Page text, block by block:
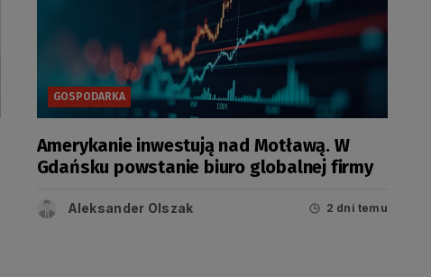
GOSPODARKA
Amerykanie inwestują nad Motławą. W
Gdańsku powstanie biuro globalnej firmy
Aleksander Olszak 2 dni temu